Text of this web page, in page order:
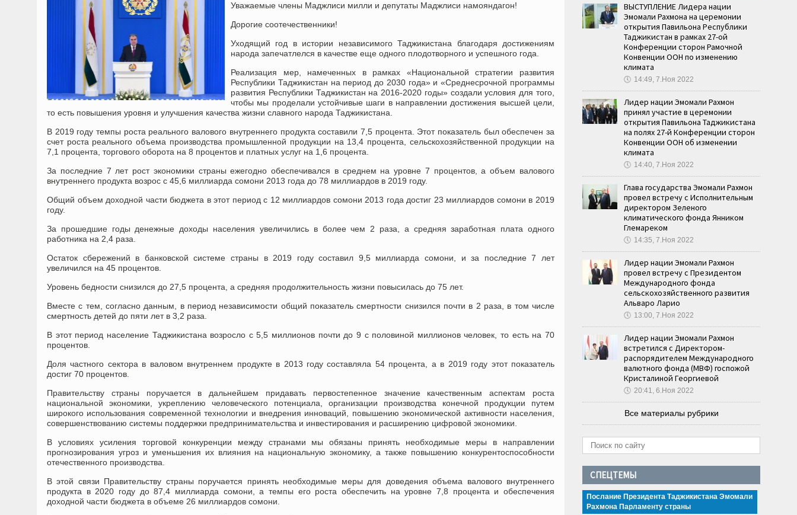
Уважаемые члены Маджлиси милли и депутаты Маджлиси намояндагон!
Дорогие соотечественники!
Уходящий год в истории независимого Таджикистана благодаря достижениям
народа запечатлелся в качестве еще одного плодотворного и успешного года.
Реализация мер, намеченных в рамках «Национальной стратегии развития
Республики Таджикистан на период до 2030 года» и «Среднесрочной программы
развития Республики Таджикистан на 2016-2020 годы» создали условия для того,
чтобы мы проделали устойчивые шаги в направлении достижения высшей цели,
то есть повышения уровня и улучшения качества жизни славного народа Таджикистана.
В 2019 году темпы роста реального валового внутреннего продукта составили 7,5 процента. Этот показатель был обеспечен за
счет роста реального объема производства промышленной продукции на 13,4 процента, сельскохозяйственной продукции на
7,1 процента, торгового оборота на 8 процентов и платных услуг на 1,6 процента.
За последние 7 лет рост экономики страны ежегодно обеспечивался в среднем на уровне 7 процентов, а объем валового
внутреннего продукта возрос с 45,6 миллиарда сомони 2013 года до 78 миллиардов в 2019 году.
Общий объем доходной части бюджета в этот период с 12 миллиардов сомони 2013 года достиг 23 миллиардов сомони в 2019
году.
За прошедшие годы денежные доходы населения увеличились в более чем 2 раза, а средняя заработная плата одного
работника на 2,4 раза.
Остаток сбережений в банковской системе страны в 2019 году составил 9,5 миллиарда сомони, и за последние 7 лет
увеличился на 45 процентов.
Уровень бедности снизился до 27,5 процента, а средняя продолжительность жизни повысилась до 75 лет.
Вместе с тем, согласно данным, в период независимости общий показатель смертности снизился почти в 2 раза, в том числе
смертность детей до пяти лет в 3,2 раза.
В этот период население Таджикистана возросло с 5,5 миллионов почти до 9 с половиной миллионов человек, то есть на 70
процентов.
Доля частного сектора в валовом внутреннем продукте в 2013 году составляла 54 процента, а в 2019 году этот показатель
достиг 70 процентов.
Правительству страны поручается в дальнейшем придавать первостепенное значение качественным аспектам роста
национальной экономики, укреплению человеческого потенциала, организации производства конечной продукции путем
широкого использования современной технологии и внедрения инноваций, повышению экономической активности населения,
совершенствованию системы поддержки предпринимательства и инвестирования и расширению цифровой экономики.
В условиях усиления торговой конкуренции между странами мы обязаны принять необходимые меры в направлении
прогнозирования угроз и уменьшения их влияния на национальную экономику, а также повышению конкурентоспособности
отечественного производства.
В этой связи Правительству страны поручается принять необходимые меры для доведения объема валового внутреннего
продукта в 2020 году до 87,4 миллиарда сомони, а темпы его роста обеспечить на уровне 7,8 процента и обеспечения
доходной части бюджета в объеме 26 миллиардов сомони.
ВЫСТУПЛЕНИЕ Лидера нации
Эмомали Рахмона на церемонии
открытия Павильона Республики
Таджикистан в рамках 27-ой
Конференции сторон Рамочной
Конвенции ООН по изменению
климата
🕔 14:49, 7.Ноя 2022
Лидер нации Эмомали Рахмон
принял участие в церемонии
открытия Павильона Таджикистана
на полях 27-й Конференции сторон
Конвенции ООН об изменении
климата
🕔 14:40, 7.Ноя 2022
Глава государства Эмомали Рахмон
провел встречу с Исполнительным
директором Зеленого
климатического фонда Янником
Глемареком
🕔 14:35, 7.Ноя 2022
Лидер нации Эмомали Рахмон
провел встречу с Президентом
Международного фонда
сельскохозяйственного развития
Альваро Ларио
🕔 13:00, 7.Ноя 2022
Лидер нации Эмомали Рахмон
встретился с Директором-
распорядителем Международного
валютного фонда (МВФ) госпожой
Кристалиной Георгиевой
🕔 20:41, 6.Ноя 2022
Все материалы рубрики
СПЕЦТЕМЫ
Послание Президента Таджикистана Эмомали
Рахмона Парламенту страны